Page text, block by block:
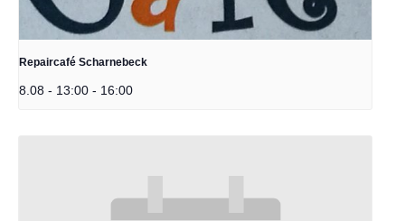
Repaircafé Scharnebeck
8.08 - 13:00 - 16:00